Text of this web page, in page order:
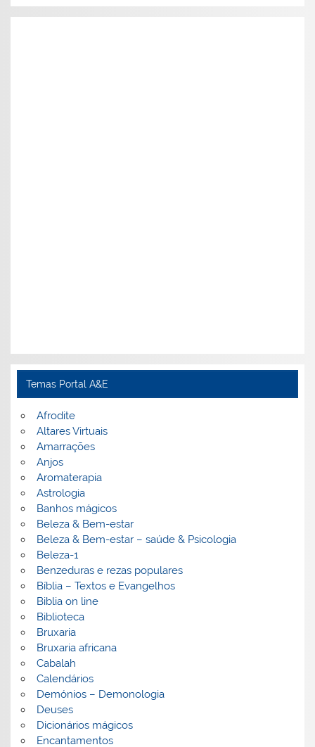
Temas Portal A&E
Afrodite
Altares Virtuais
Amarrações
Anjos
Aromaterapia
Astrologia
Banhos mágicos
Beleza & Bem-estar
Beleza & Bem-estar – saúde & Psicologia
Beleza-1
Benzeduras e rezas populares
Bíblia – Textos e Evangelhos
Biblia on line
Biblioteca
Bruxaria
Bruxaria africana
Cabalah
Calendários
Demónios – Demonologia
Deuses
Dicionários mágicos
Encantamentos